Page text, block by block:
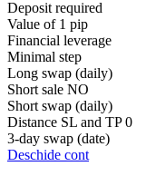
Deposit required
Value of 1 pip
Financial leverage
Minimal step
Long swap (daily)
Short sale NO
Short swap (daily)
Distance SL and TP 0
3-day swap (date)
Deschide cont